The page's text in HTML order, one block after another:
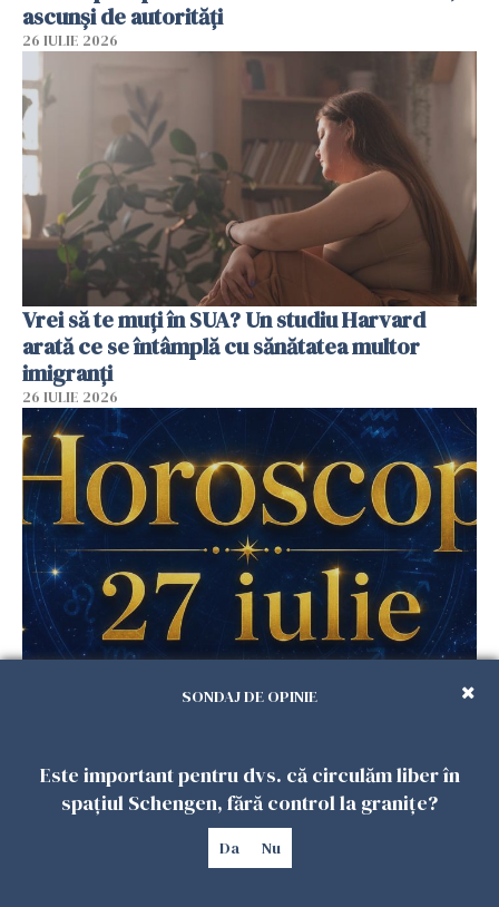
ascunși de autorități
26 IULIE 2026
Vrei să te muți în SUA? Un studiu Harvard
arată ce se întâmplă cu sănătatea multor
imigranți
26 IULIE 2026
săptămânii. Universul deschide uși
SONDAJ DE OPINIE
Este important pentru dvs. că circulăm liber în
spațiul Schengen, fără control la granițe?
Da Nu